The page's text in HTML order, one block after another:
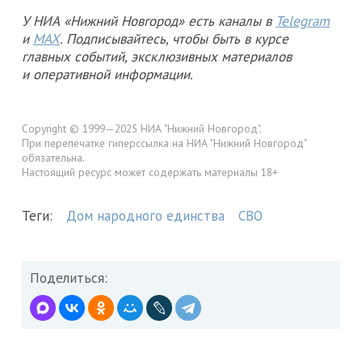
У НИА «Нижний Новгород» есть каналы в Telegram
и MAX. Подписывайтесь, чтобы быть в курсе
главных событий, эксклюзивных материалов
и оперативной информации.
Copyright © 1999—2025 НИА "Нижний Новгород".
При перепечатке гиперссылка на НИА "Нижний Новгород"
обязательна.
Настоящий ресурс может содержать материалы 18+
Теги: Дом народного единства СВО
Поделиться: